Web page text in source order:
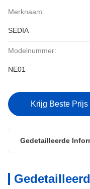
Merknaam:
SEDIA
Modelnummer:
NE01
Krijg Beste Prijs
Gedetailleerde